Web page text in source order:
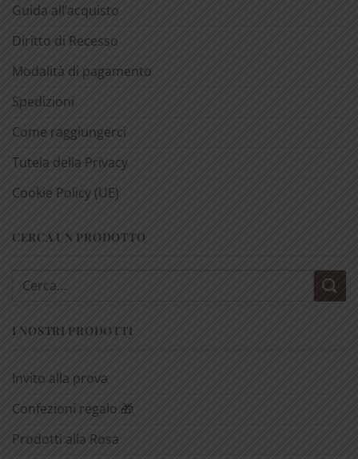
Guida all’acquisto
Diritto di Recesso
Modalità di pagamento
Spedizioni
Come raggiungerci
Tutela della Privacy
Cookie Policy (UE)
CERCA UN PRODOTTO
Cerca:
I NOSTRI PRODOTTI
Invito alla prova
Confezioni regalo 🎁
Prodotti alla Rosa